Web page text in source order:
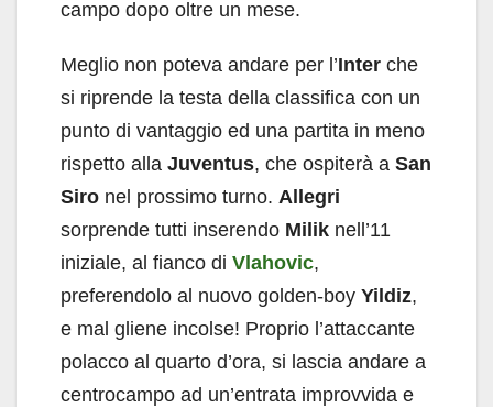
campo dopo oltre un mese.
Meglio non poteva andare per l’Inter che
si riprende la testa della classifica con un
punto di vantaggio ed una partita in meno
rispetto alla Juventus, che ospiterà a San
Siro nel prossimo turno. Allegri
sorprende tutti inserendo Milik nell’11
iniziale, al fianco di Vlahovic,
preferendolo al nuovo golden-boy Yildiz,
e mal gliene incolse! Proprio l’attaccante
polacco al quarto d’ora, si lascia andare a
centrocampo ad un’entrata improvvida e